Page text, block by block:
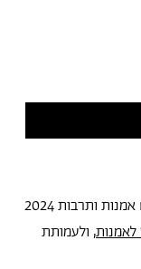
ותרבות 2024
לאמנות, ולעמותת